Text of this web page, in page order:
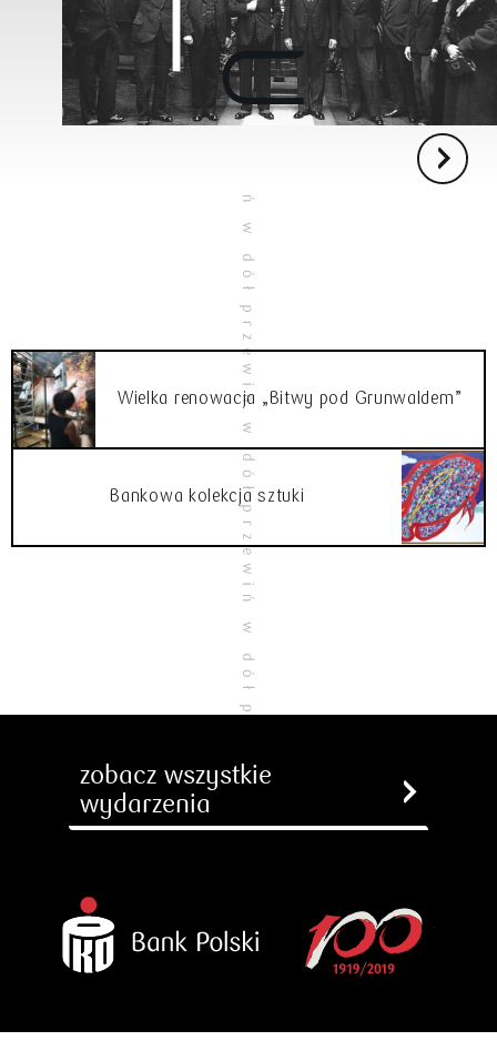
Wielka renowacja „Bitwy pod Grunwaldem”
Bankowa kolekcja sztuki
zobacz wszystkie
wydarzenia